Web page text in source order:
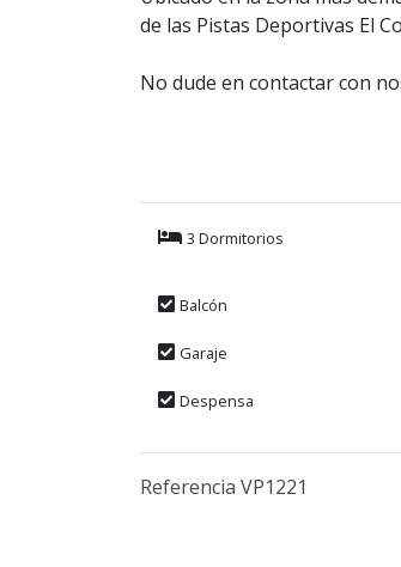
de las Pistas Deportivas El
No dude en contactar con
3 Dormitorios
Balcón
Garaje
Despensa
Referencia VP1221